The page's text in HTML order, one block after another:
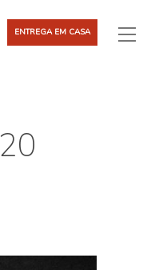
ENTREGA EM CASA